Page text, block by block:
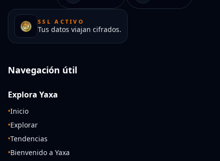
SSL ACTIVO
Tus datos viajan cifrados.
Navegación útil
Explora Yaxa
•Inicio
•Explorar
•Tendencias
•Bienvenido a Yaxa